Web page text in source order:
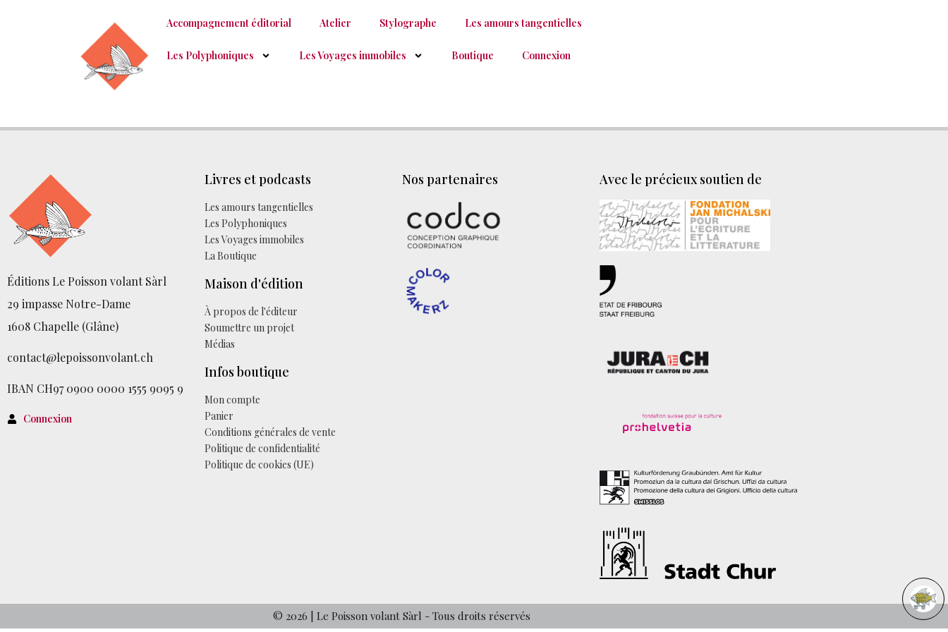
Accompagnement éditorial Atelier Stylographe Les amours tangentielles
Les Polyphoniques Les Voyages immobiles Boutique Connexion
Éditions Le Poisson volant Sàrl
29 impasse Notre-Dame
1608 Chapelle (Glâne)
contact@lepoissonvolant.ch
IBAN CH97 0900 0000 1555 9095 9
Connexion
Livres et podcasts
Les amours tangentielles
Les Polyphoniques
Les Voyages immobiles
La Boutique
Maison d'édition
À propos de l'éditeur
Soumettre un projet
Médias
Infos boutique
Mon compte
Panier
Conditions générales de vente
Politique de confidentialité
Politique de cookies (UE)
Nos partenaires Avec le précieux soutien de
© 2026 | Le Poisson volant Sàrl - Tous droits réservés